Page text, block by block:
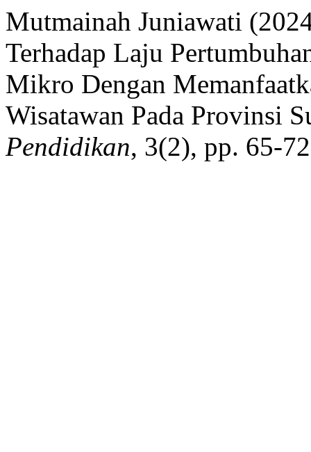
Mutmainah Juniawati
Terhadap Laju
Mikro Dengan
Wisatawan Pada Provinsi
Pendidikan, 3(2), pp. 65-